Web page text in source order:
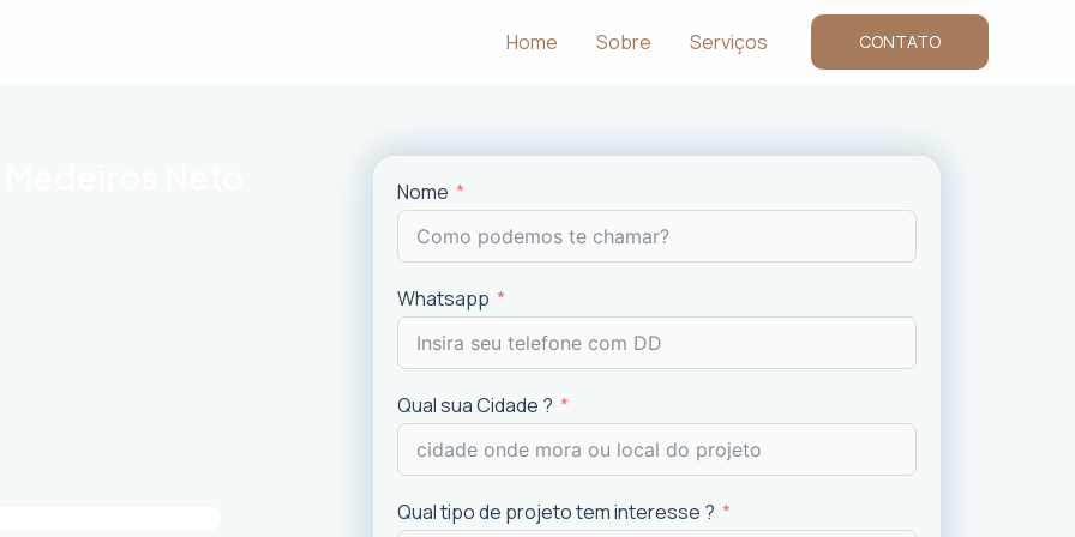
Home Sobre Serviços CONTATO
Nome
Whatsapp
Qual sua Cidade ?
Qual tipo de projeto tem interesse ?